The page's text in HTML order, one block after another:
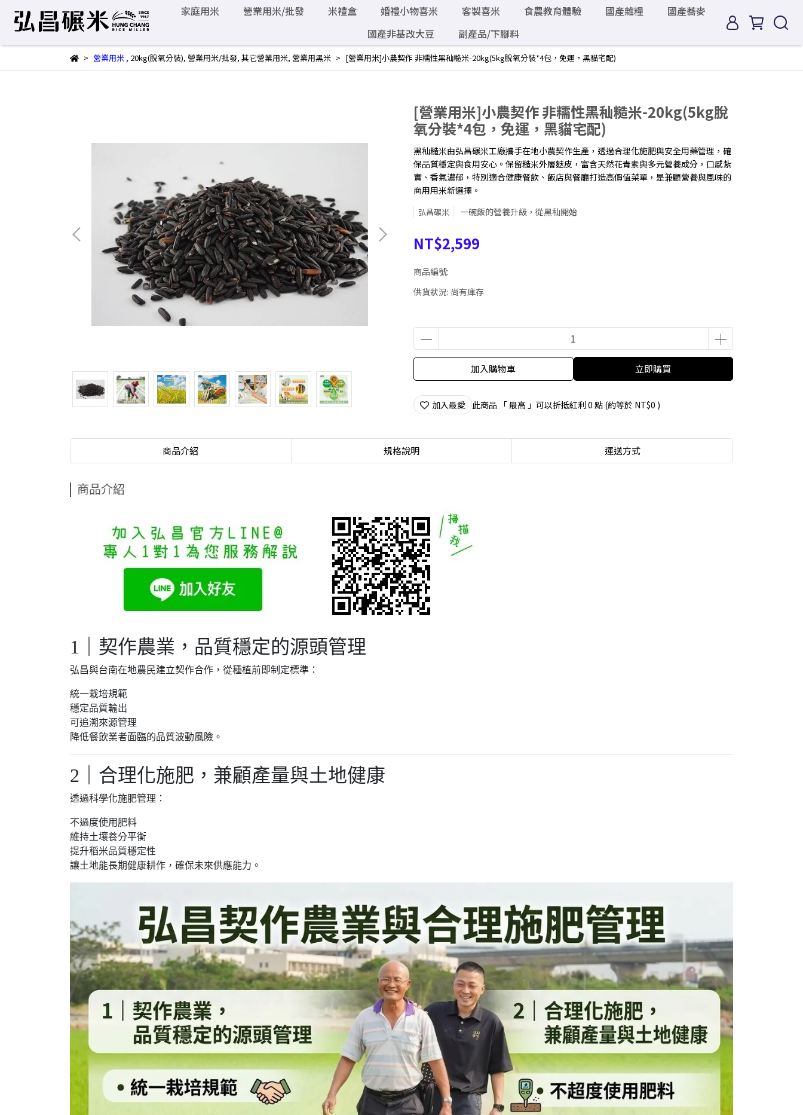
家庭用米 營業用米/批發 米禮盒 婚禮小物喜米 客製喜米 食農教育體驗 國產雜糧
國產蕎麥
國產非基改大豆
副產品/下腳料
營業用米, 20kg(脫氧分裝), 營業用米/批發, 其它營業用米, 營業用黑米 [營業用米]小農契作 非糯性黑秈糙米-20kg(5kg脫氧分裝*4包，免運，黑貓宅配)
[營業用米]小農契作 非糯性黑秈糙米-20kg(5kg脫
氧分裝*4包，免運，黑貓宅配)
黑秈糙米由弘昌碾米工廠攜手在地小農契作生產，透過合理化施肥與安全用藥管理，確
保品質穩定與食用安心。保留糙米外層麩皮，富含天然花青素與多元營養成分，口感紮
實、香氣濃郁，特別適合健康餐飲、飯店與餐廳打造高價值菜單，是兼顧營養與風味的
商用用米新選擇。
弘昌碾米 一碗飯的營養升級，從黑秈開始
NT$2,599
商品編號:
供貨狀況: 尚有庫存
加入購物車 立即購買
加入最愛 此商品 「 最高 」可以折抵紅利 0 點 (約等於 NT$0 )
商品介紹 規格說明 運送方式
商品介紹
1｜契作農業，品質穩定的源頭管理
弘昌與台南在地農民建立契作合作，從種植前即制定標準：
統一栽培規範
穩定品質輸出
可追溯來源管理
降低餐飲業者面臨的品質波動風險。
2｜合理化施肥，兼顧產量與土地健康
透過科學化施肥管理：
不過度使用肥料
維持土壤養分平衡
提升稻米品質穩定性
讓土地能長期健康耕作，確保未來供應能力。